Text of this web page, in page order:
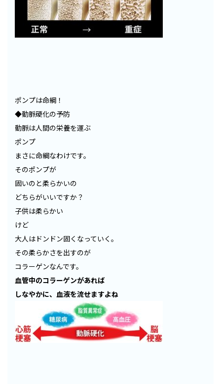
ポンプは命綱！
◆動脈硬化の予防
動脈は人間の栄養を運ぶ
ポンプ
まさに命綱なわけです。
そのポンプが
固いのと柔らかいの
どちらがいいですか？
子供は柔らかい
けど
大人はドンドン固くなっていく。
その柔らかさを出すのが
コラーゲンなんです。
血管中のコラーゲンがあれば
しなやかに、血液を流せますよね